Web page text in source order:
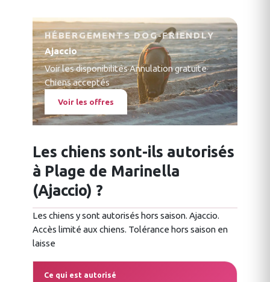
HÉBERGEMENTS DOG-FRIENDLY
Ajaccio
Voir les disponibilités·Annulation gratuite·
Chiens acceptés
Voir les offres
Les chiens sont-ils autorisés
à Plage de Marinella
(Ajaccio) ?
Les chiens y sont autorisés hors saison. Ajaccio.
Accès limité aux chiens. Tolérance hors saison en
laisse
Ce qui est autorisé